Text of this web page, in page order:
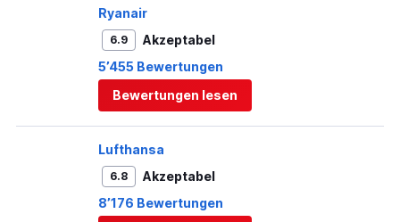
Ryanair
6.9
Akzeptabel
5’455 Bewertungen
Bewertungen lesen
Lufthansa
6.8
Akzeptabel
8’176 Bewertungen